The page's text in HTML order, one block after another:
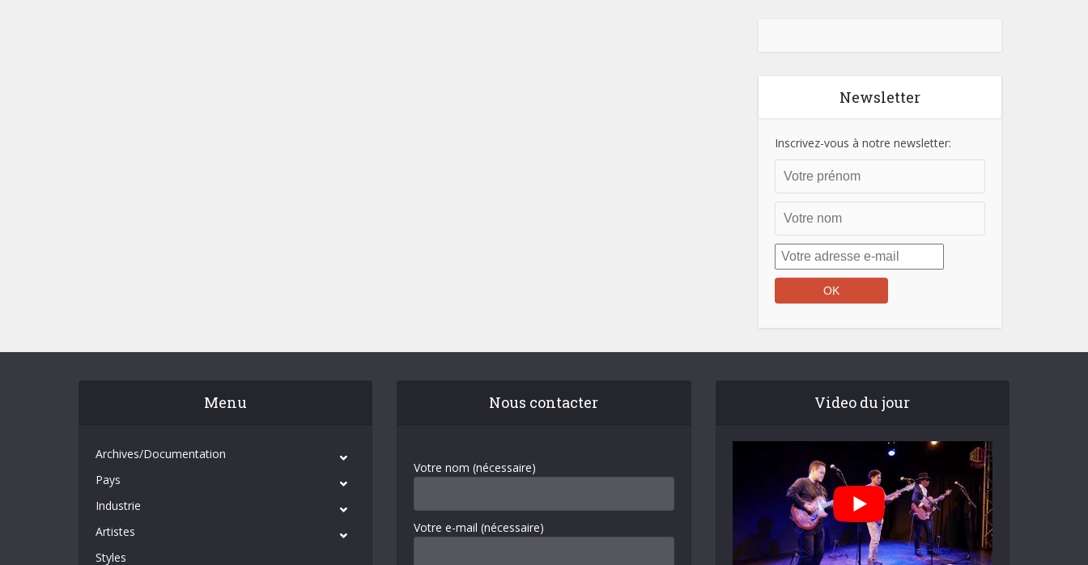
Newsletter
Inscrivez-vous à notre newsletter:
Menu
Archives/Documentation
Pays
Industrie
Artistes
Styles
Nous contacter
Votre nom (nécessaire)
Votre e-mail (nécessaire)
Video du jour